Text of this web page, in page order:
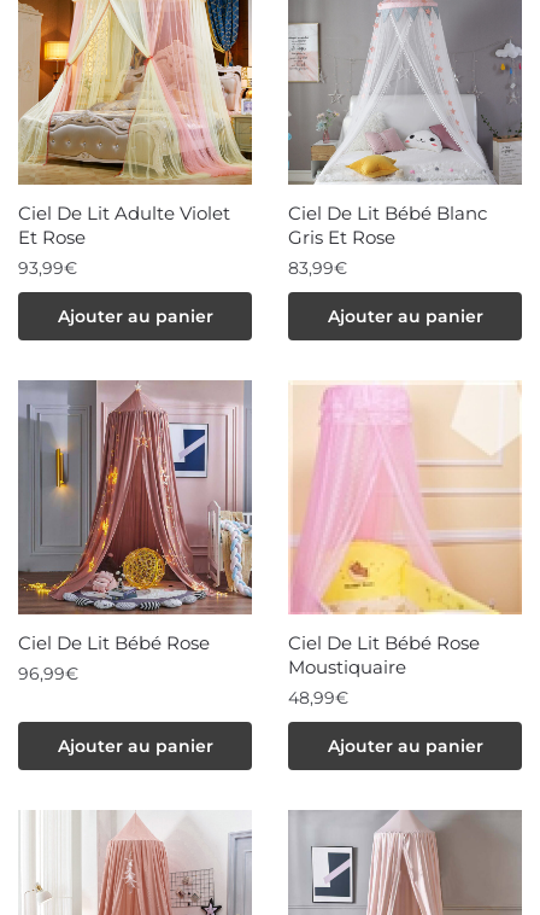
Les
options
peuvent
être
choisies
sur
page
Ciel De Lit Adulte Violet
Et Rose
93,99€
Ajouter au panier
Ciel De Lit Bébé Blanc
Gris Et Rose
83,99€
Ajouter au panier
Ciel De Lit Bébé Rose
96,99€
Ajouter au panier
Ciel De Lit Bébé Rose
Moustiquaire
48,99€
Ajouter au panier